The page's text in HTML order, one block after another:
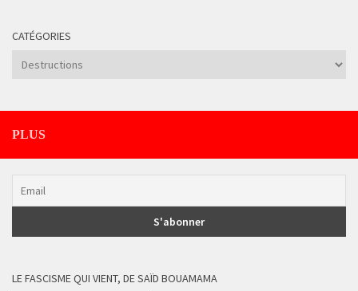
CATÉGORIES
Catégories
PLUS
LE FASCISME QUI VIENT, DE SAÏD BOUAMAMA